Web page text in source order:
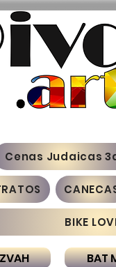
Cenas Judaicas
BIKE
BAT